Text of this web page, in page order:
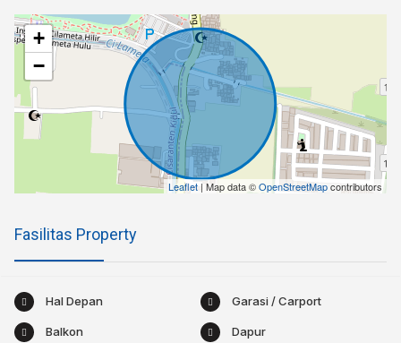
+
−
Leaflet | Map data ©OpenStreetMapcontributors
Fasilitas Property
Hal Depan Garasi / Carport
Balkon Dapur